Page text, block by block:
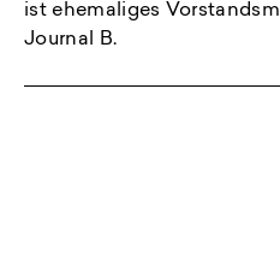
ist ehemaliges
Journal B.